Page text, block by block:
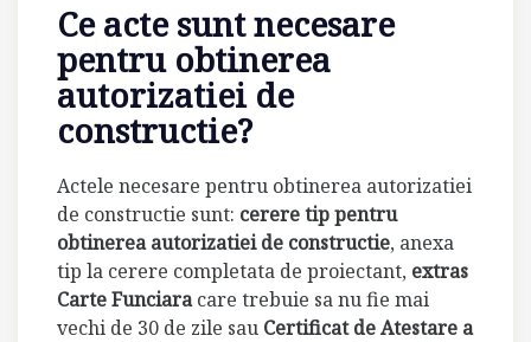
Ce acte sunt necesare
pentru obtinerea
autorizatiei de
constructie?
Actele necesare pentru obtinerea autorizatiei
de constructie sunt: cerere tip pentru
obtinerea autorizatiei de constructie, anexa
tip la cerere completata de proiectant, extras
Carte Funciaracare trebuie sa nu fie mai
vechi de 30 de zile sau Certificat de Atestare a